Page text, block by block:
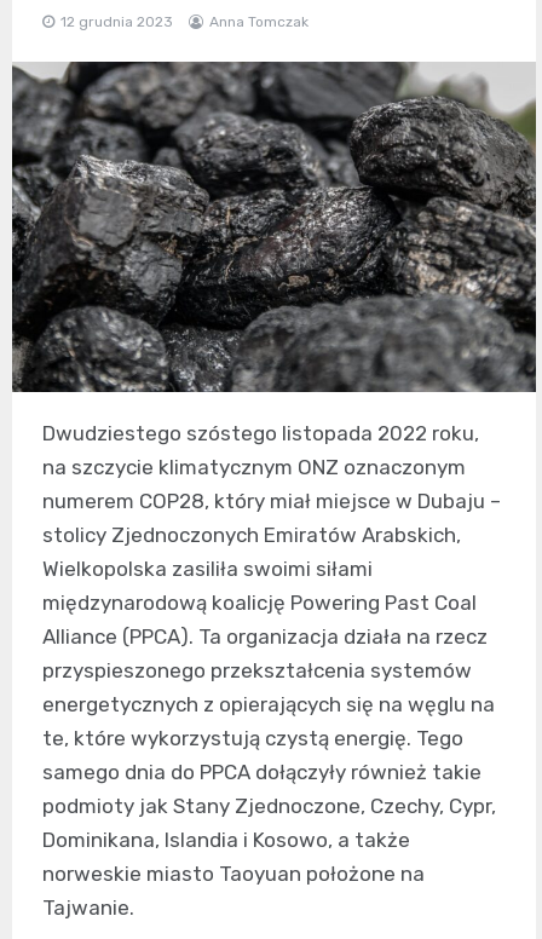
12 grudnia 2023 Anna Tomczak
Dwudziestego szóstego listopada 2022 roku,
na szczycie klimatycznym ONZ oznaczonym
numerem COP28, który miał miejsce w Dubaju –
stolicy Zjednoczonych Emiratów Arabskich,
Wielkopolska zasiliła swoimi siłami
międzynarodową koalicję Powering Past Coal
Alliance (PPCA). Ta organizacja działa na rzecz
przyspieszonego przekształcenia systemów
energetycznych z opierających się na węglu na
te, które wykorzystują czystą energię. Tego
samego dnia do PPCA dołączyły również takie
podmioty jak Stany Zjednoczone, Czechy, Cypr,
Dominikana, Islandia i Kosowo, a także
norweskie miasto Taoyuan położone na
Tajwanie.